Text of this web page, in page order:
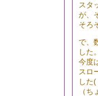
スタ
が、
そろ
で、
した。
今度
スロ
した
（